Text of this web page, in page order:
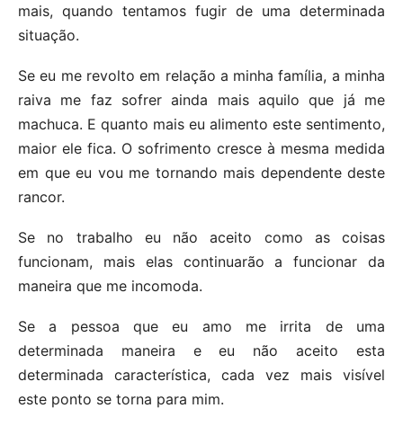
mais, quando tentamos fugir de uma determinada
situação.
Se eu me revolto em relação a minha família, a minha
raiva me faz sofrer ainda mais aquilo que já me
machuca. E quanto mais eu alimento este sentimento,
maior ele fica. O sofrimento cresce à mesma medida
em que eu vou me tornando mais dependente deste
rancor.
Se no trabalho eu não aceito como as coisas
funcionam, mais elas continuarão a funcionar da
maneira que me incomoda.
Se a pessoa que eu amo me irrita de uma
determinada maneira e eu não aceito esta
determinada característica, cada vez mais visível
este ponto se torna para mim.